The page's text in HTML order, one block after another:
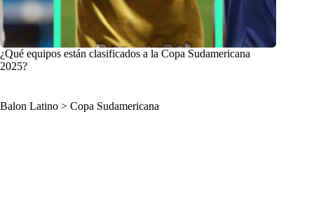
¿Qué equipos están clasificados a la Copa Sudamericana
2025?
Balon Latino > Copa Sudamericana